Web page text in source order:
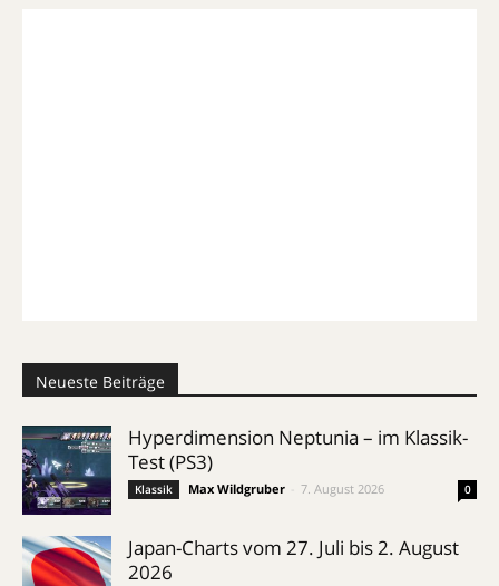
Neueste Beiträge
Hyperdimension Neptunia – im Klassik-
Test (PS3)
Klassik Max Wildgruber 7. August 2026 0
Japan-Charts vom 27. Juli bis 2. August
2026